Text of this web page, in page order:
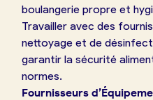
boulangerie propre et
Travailler avec des
nettoyage et de
garantir la sécurité
normes.
Fournisseurs